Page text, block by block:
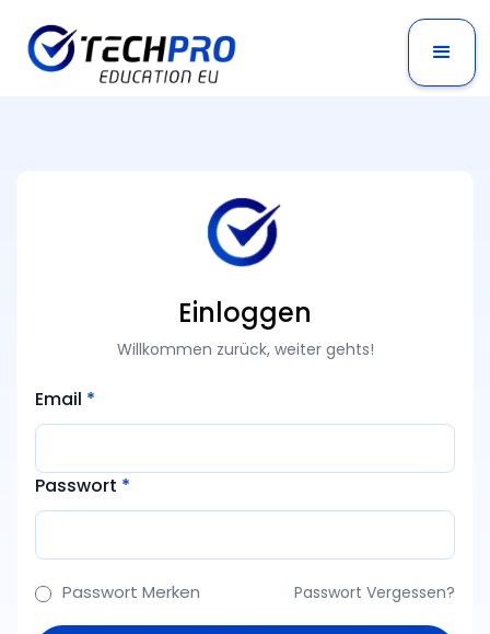
Einloggen
Willkommen zurück, weiter gehts!
Email *
Passwort *
Passwort Merken Passwort Vergessen?